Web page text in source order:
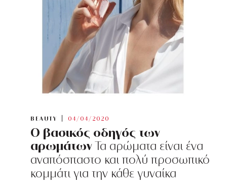
BEAUTY 04/04/2020
Ο βασικός οδηγός των
αρωμάτωνΤα αρώματα είναι ένα
αναπόσπαστο και πολύ προσωπικό
κομμάτι για την κάθε γυναίκα